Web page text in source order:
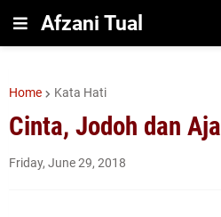
Afzani Tual
Home Kata Hati
Cinta, Jodoh dan Ajal
Friday, June 29, 2018